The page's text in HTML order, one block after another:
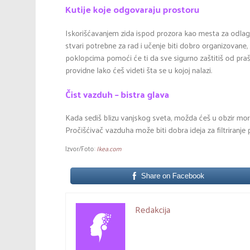
Kutije koje odgovaraju prostoru
Iskorišćavanjem zida ispod prozora kao mesta za
stvari potrebne za rad i učenje biti dobro
poklopcima pomoći će ti da sve sigurno zaštitiš od
providne lako ćeš videti šta se u kojoj nalazi.
Čist vazduh – bistra glava
Kada sediš blizu vanjskog sveta, možda ćeš u obzir
Pročišćivač vazduha može biti dobra ideja za
Izvor/Foto:Ikea.com
Share on Facebook
Redakcija